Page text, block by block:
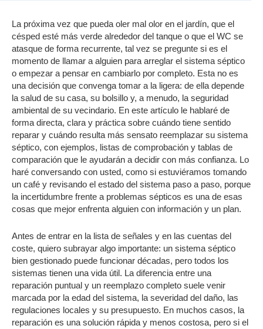
La próxima vez que pueda oler mal olor en el jardín, que el
césped esté más verde alrededor del tanque o que el WC se
atasque de forma recurrente, tal vez se pregunte si es el
momento de llamar a alguien para arreglar el sistema séptico
o empezar a pensar en cambiarlo por completo. Esta no es
una decisión que convenga tomar a la ligera: de ella depende
la salud de su casa, su bolsillo y, a menudo, la seguridad
ambiental de su vecindario. En este artículo le hablaré de
forma directa, clara y práctica sobre cuándo tiene sentido
reparar y cuándo resulta más sensato reemplazar su sistema
séptico, con ejemplos, listas de comprobación y tablas de
comparación que le ayudarán a decidir con más confianza. Lo
haré conversando con usted, como si estuviéramos tomando
un café y revisando el estado del sistema paso a paso, porque
la incertidumbre frente a problemas sépticos es una de esas
cosas que mejor enfrenta alguien con información y un plan.
Antes de entrar en la lista de señales y en las cuentas del
coste, quiero subrayar algo importante: un sistema séptico
bien gestionado puede funcionar décadas, pero todos los
sistemas tienen una vida útil. La diferencia entre una
reparación puntual y un reemplazo completo suele venir
marcada por la edad del sistema, la severidad del daño, las
regulaciones locales y su presupuesto. En muchos casos, la
reparación es una solución rápida y menos costosa, pero si el